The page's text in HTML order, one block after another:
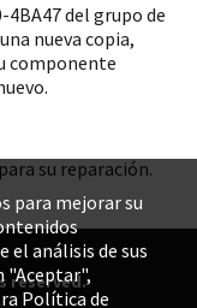
del grupo de
nueva copia,
componente
su reparación.
reserved.
para mejorar su
el análisis de sus
"Aceptar",
Política de